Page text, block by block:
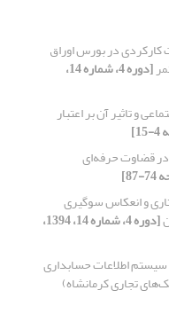
در بورس اوراق
[دوره 4، شماره 14،
و تاثیر آن بر اعتبار
قضاوت حرفه‌ای
و انعکاس سوگیری‌
[دوره 4، شماره 14، 1394،
سیستم اطلاعات حسابداری
تجاری کرمانشاه)